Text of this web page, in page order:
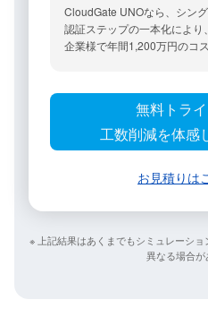
CloudGate UNOなら、​シン
認証ステップの​一本化に​より
企業様で​年間1,200万円の​コ
無料トライ
工数削減を体感
お見積りは​
※ 上記結果は​あくまでも​シミュレーシ
異なる​場合が​